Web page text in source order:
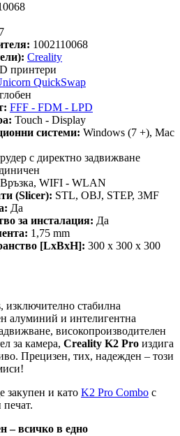
1002110068
Creality
принтери
QuickSwap
FFF - FDM - LPD
Touch - Display
системи: Windows (7 +), Mac
с директно задвижване
WIFI - WLAN
(Slicer): STL, OBJ, STEP, 3MF
Да
за инсталация: Да
1,75 mm
[LxBxH]: 300 x 300 x 300
изключително стабилна
алуминий и интелигентна
високопроизводителен
за камера, Creality K2 Pro издига
Прецизен, тих, надежден – този
закупен и като K2 Pro Combo с
– всичко в едно